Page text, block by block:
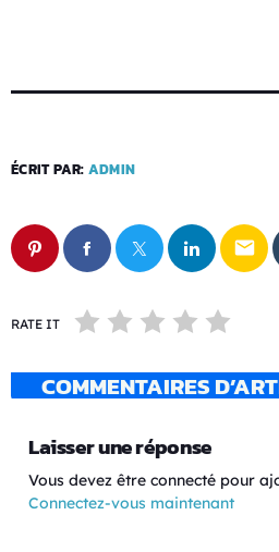
ÉCRIT PAR: ADMIN
email
RATE IT
COMMENTAIRES
Laisser une réponse
Vous devez être connecté pour
Connectez-vous maintenant